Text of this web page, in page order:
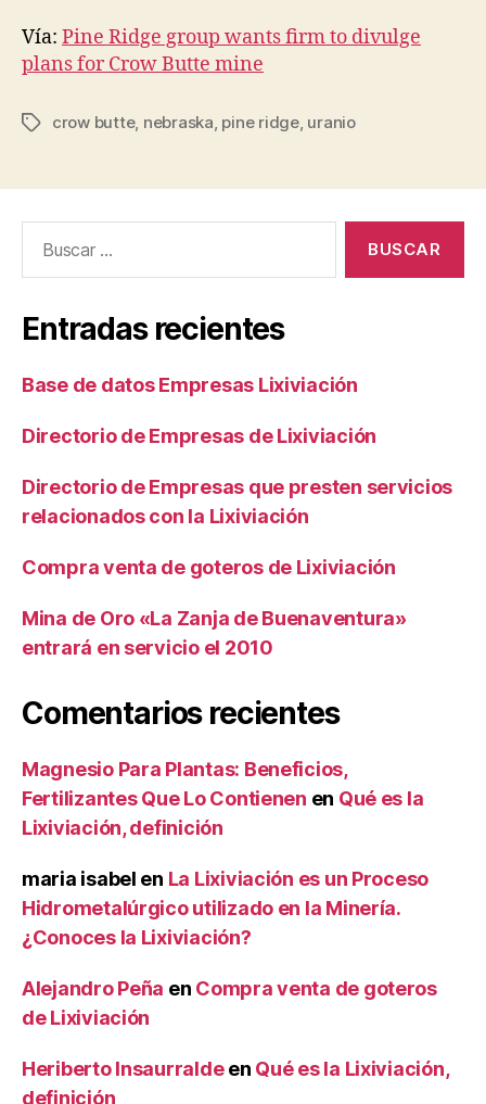
Vía: Pine Ridge group wants firm to divulge
plans for Crow Butte mine
Etiquetas
crow butte, nebraska, pine ridge, uranio
Entradas recientes
Base de datos Empresas Lixiviación
Directorio de Empresas de Lixiviación
Directorio de Empresas que presten servicios
relacionados con la Lixiviación
Compra venta de goteros de Lixiviación
Mina de Oro «La Zanja de Buenaventura»
entrará en servicio el 2010
Comentarios recientes
Magnesio Para Plantas: Beneficios,
Fertilizantes Que Lo Contienen en Qué es la
Lixiviación, definición
maria isabel en La Lixiviación es un Proceso
Hidrometalúrgico utilizado en la Minería.
¿Conoces la Lixiviación?
Alejandro Peña en Compra venta de goteros
de Lixiviación
Heriberto Insaurraldeen Qué es la Lixiviación,
definición